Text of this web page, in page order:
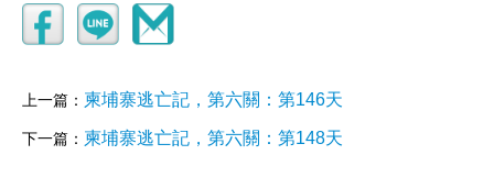
上一篇： 柬埔寨逃亡記，第六關：第146天
下一篇： 柬埔寨逃亡記，第六關：第148天